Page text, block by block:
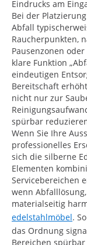
Eindrucks am
Bei der
Abfall
Raucherpunkten,
Pausenzonen
klare Funktion
eindeutigen
Bereitschaft
nicht nur zur
spürbar
Wenn Sie Ihre
professionelles
sich die silberne
Elementen
Servicebereichen
wenn
materialseitig
edelstahlmöbel.
das Ordnung
Bereichen